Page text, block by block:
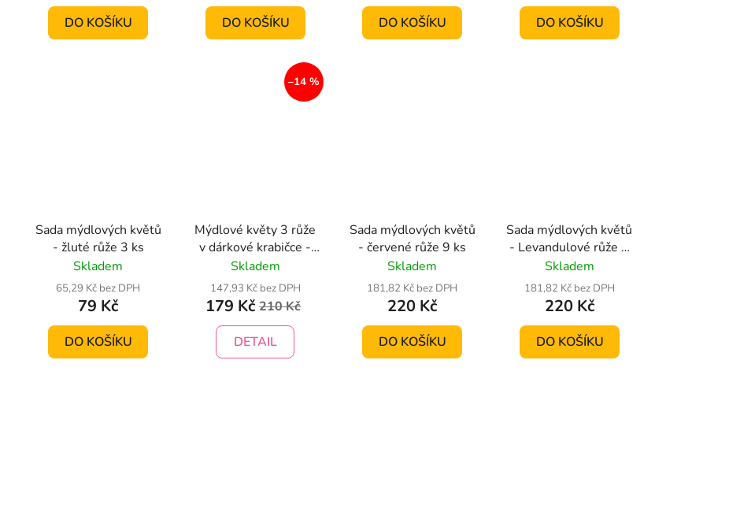
DO KOŠÍKU DO KOŠÍKU DO KOŠÍKU DO KOŠÍKU
Sada mýdlových květů
- žluté růže 3 ks
Skladem
65,29 Kč bez DPH
79 Kč
DO KOŠÍKU
Mýdlové květy 3 růže
v dárkové krabičce -
13 barevných variant
Skladem
147,93 Kč bez DPH
179 Kč 210 Kč
–14 %
DETAIL
Sada mýdlových květů
- červené růže 9 ks
Skladem
181,82 Kč bez DPH
220 Kč
DO KOŠÍKU
Sada mýdlových květů
- Levandulové růže 9
ks
Skladem
181,82 Kč bez DPH
220 Kč
DO KOŠÍKU